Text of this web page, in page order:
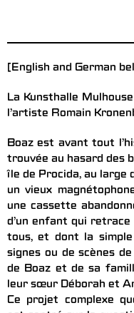
[English and German
La Kunsthalle
l’artiste Romain
Boaz est avant tout
trouvée au hasard des
île de Procida, au large
un vieux
une cassette
d’un enfant qui retrace
tous, et dont la simple
signes ou de scènes
de Boaz et de sa
leur sœur Déborah et
Ce projet complexe